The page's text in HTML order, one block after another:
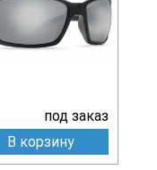
под заказ
В корзину